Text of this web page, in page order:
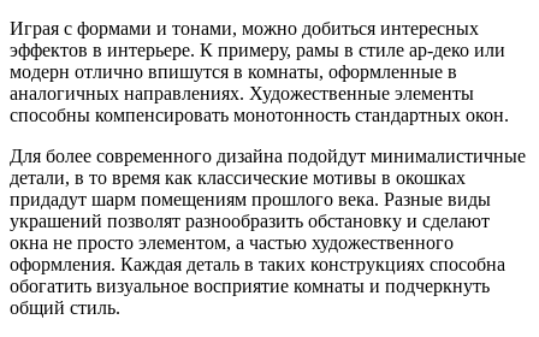
Играя с формами и тонами, можно добиться интересных
эффектов в интерьере. К примеру, рамы в стиле ар-деко или
модерн отлично впишутся в комнаты, оформленные в
аналогичных направлениях. Художественные элементы
способны компенсировать монотонность стандартных окон.
Для более современного дизайна подойдут минималистичные
детали, в то время как классические мотивы в окошках
придадут шарм помещениям прошлого века. Разные виды
украшений позволят разнообразить обстановку и сделают
окна не просто элементом, а частью художественного
оформления. Каждая деталь в таких конструкциях способна
обогатить визуальное восприятие комнаты и подчеркнуть
общий стиль.